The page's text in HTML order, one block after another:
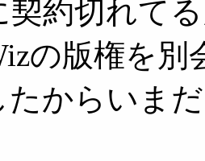
契約切れて
の版権を
たからいま